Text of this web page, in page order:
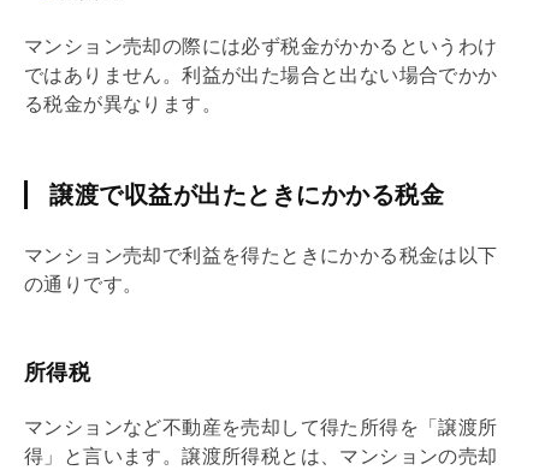
マンション売却の際には必ず税金がかかるというわけ
ではありません。利益が出た場合と出ない場合でかか
る税金が異なります。
譲渡で収益が出たときにかかる税金
マンション売却で利益を得たときにかかる税金は以下
の通りです。
所得税
マンションなど不動産を売却して得た所得を「譲渡所
得」と言います。譲渡所得税とは、マンションの売却